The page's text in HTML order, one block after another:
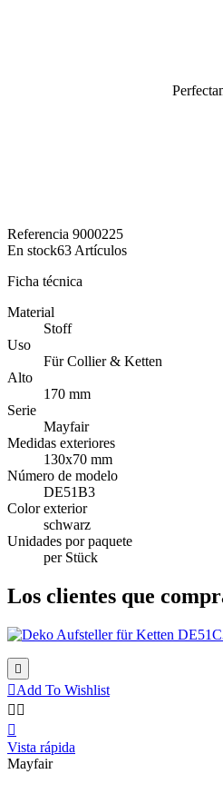
Referencia 9000225
En stock63 Artículos
Ficha técnica
Material
Stoff
Uso
Für Collier & Ketten
Alto
170 mm
Serie
Mayfair
Medidas exteriores
130x70 mm
Número de modelo
DE51B3
Color exterior
schwarz
Unidades por paquete
per Stück
Los clientes que

Add To Wishlist
 

Vista rápida
Mayfair